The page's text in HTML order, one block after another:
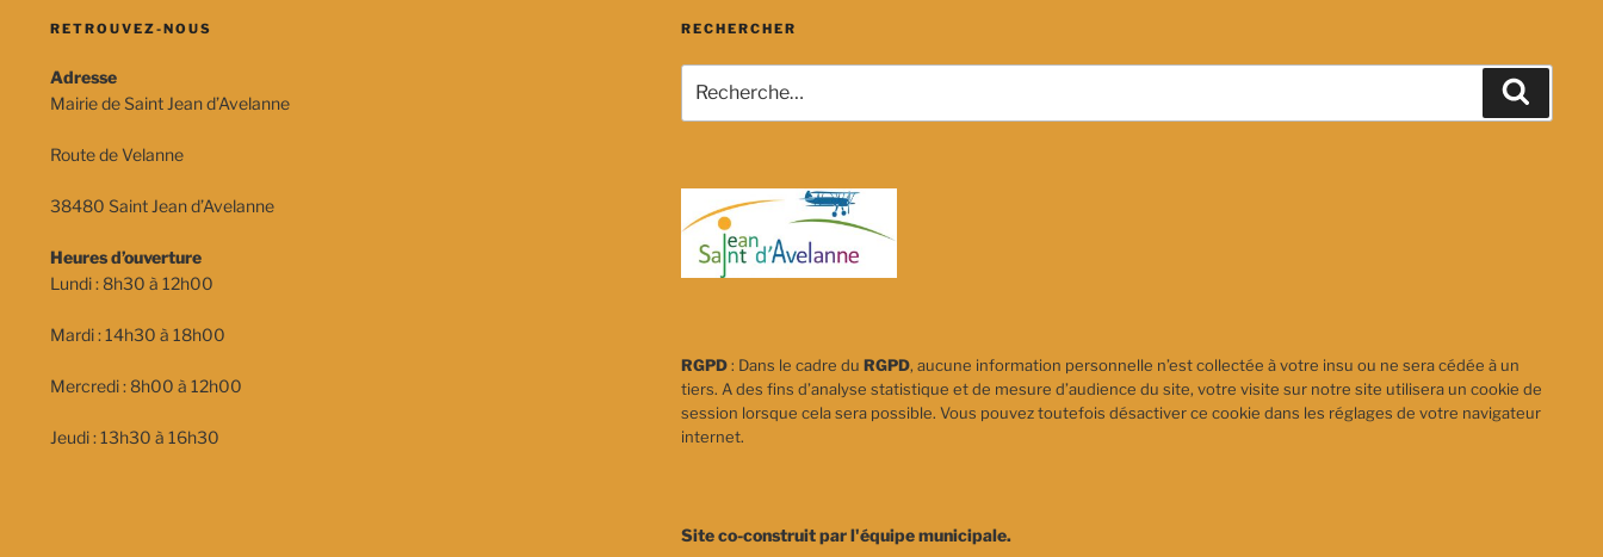
RETROUVEZ-NOUS
Adresse
Mairie de Saint Jean d’Avelanne
Route de Velanne
38480 Saint Jean d’Avelanne
Heures d’ouverture
Lundi : 8h30 à 12h00
Mardi : 14h30 à 18h00
Mercredi : 8h00 à 12h00
Jeudi : 13h30 à 16h30
RECHERCHER
pour
:
RGPD: Dans le cadre duRGPD, aucune information personnelle n’est collectée à votre insu ou ne sera cédée à un
tiers. A des fins d’analyse statistique et de mesure d’audience du site, votre visite sur notre site utilisera un cookie de
session lorsque cela sera possible. Vous pouvez toutefois désactiver ce cookie dans les réglages de votre navigateur
internet.
Site co-construit par l'équipe municipale.